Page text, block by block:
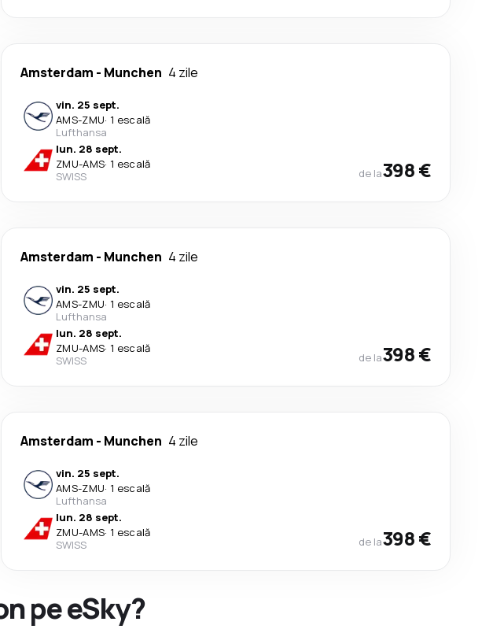
Amsterdam - Munchen 4 zile
vin. 25 sept.
AMS-ZMU· 1 escală
Lufthansa
lun. 28 sept.
ZMU-AMS· 1 escală
SWISS
de la398 €
Amsterdam - Munchen 4 zile
vin. 25 sept.
AMS-ZMU· 1 escală
Lufthansa
lun. 28 sept.
ZMU-AMS· 1 escală
SWISS
de la398 €
Amsterdam - Munchen 4 zile
vin. 25 sept.
AMS-ZMU· 1 escală
Lufthansa
lun. 28 sept.
ZMU-AMS· 1 escală
SWISS
de la398 €
pe eSky?